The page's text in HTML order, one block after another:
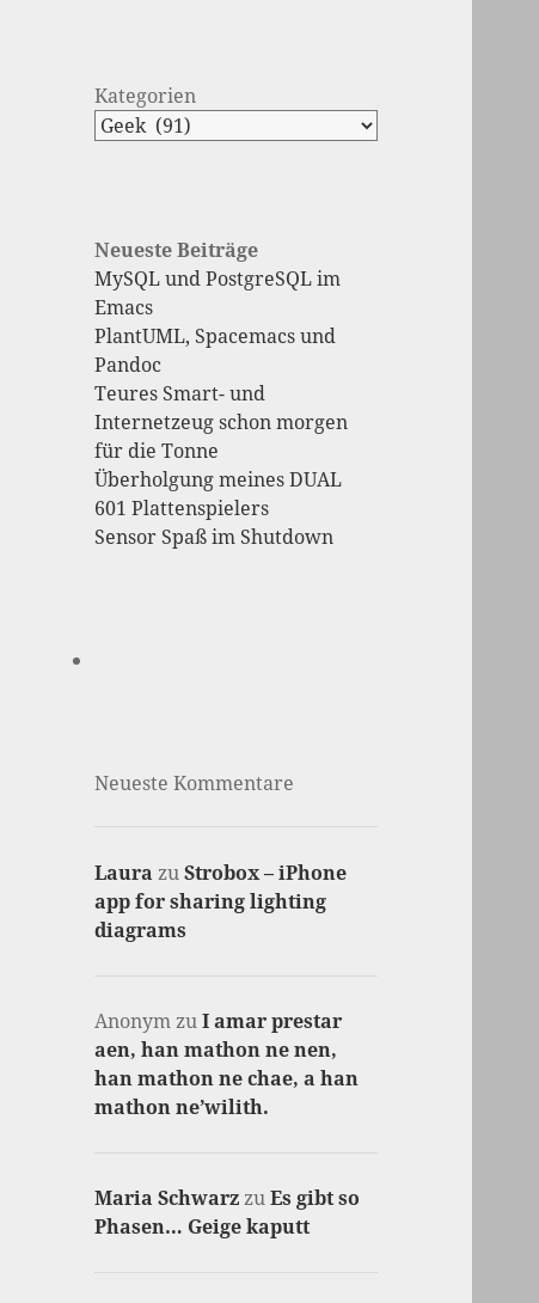
Kategorien
Neueste Beiträge
MySQL und PostgreSQL im
Emacs
PlantUML, Spacemacs und
Pandoc
Teures Smart- und
Internetzeug schon morgen
für die Tonne
Überholgung meines DUAL
601 Plattenspielers
Sensor Spaß im Shutdown
Neueste Kommentare
Laura zuStrobox – iPhone
app for sharing lighting
diagrams
AnonymzuI amar prestar
aen, han mathon ne nen,
han mathon ne chae, a han
mathon ne’wilith.
Maria SchwarzzuEs gibt so
Phasen… Geige kaputt